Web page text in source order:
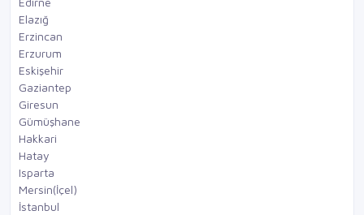
Elazığ
Erzincan
Erzurum
Eskişehir
Gaziantep
Giresun
Gümüşhane
Hakkari
Hatay
Isparta
Mersin(İçel)
İstanbul